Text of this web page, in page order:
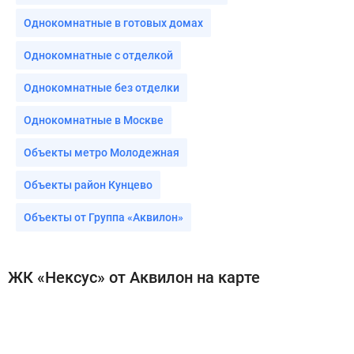
Однокомнатные в готовых домах
Однокомнатные с отделкой
Однокомнатные без отделки
Однокомнатные в Москве
Объекты метро Молодежная
Объекты район Кунцево
Объекты от Группа «Аквилон»
ЖК «Нексус» от Аквилон на карте